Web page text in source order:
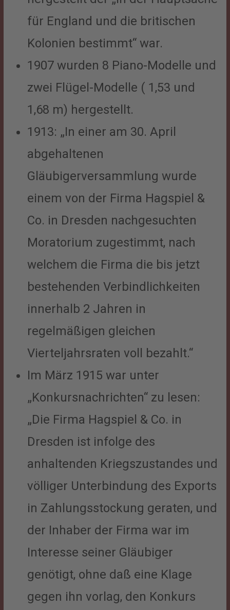
für England und die britischen
Kolonien bestimmt“ war.
1907 wurden 8 Piano-Modelle und
zwei Flügel-Modelle ( 1,53 und
1,68 m) hergestellt.
1913: „In einer am 30. April
abgehaltenen
Gläubigerversammlung wurde
einem von der Firma Hagspiel &
Co. in Dresden nachgesuchten
Moratorium zugestimmt, nach
welchem die Firma die bis jetzt
bestehenden Verbindlichkeiten
innerhalb 2 Jahren in
regelmäßigen gleichen
Vierteljahrsraten voll bezahlt.“
Im März 1915 war unter
„Konkursnachrichten“ zu lesen:
„Die Firma Hagspiel & Co. in
Dresden ist infolge des
anhaltenden Kriegszustandes und
völliger Unterbindung des Exports
in Zahlungsstockung geraten, und
der Inhaber der Firma war im
Interesse seiner Gläubiger
genötigt, ohne daß eine Klage
gegen ihn vorlag, den Konkurs